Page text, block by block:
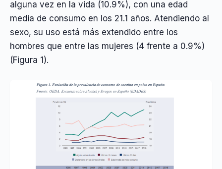
alguna vez en la vida (10.9%), con una edad
media de consumo en los 21.1 años. Atendiendo al
sexo, su uso está más extendido entre los
hombres que entre las mujeres (4 frente a 0.9%)
(Figura 1).